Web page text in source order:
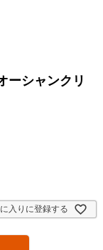
シャンクリ
入りに登録する